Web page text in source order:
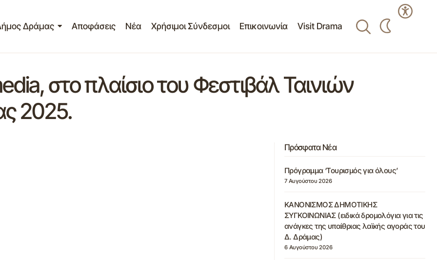
Δράμας Αποφάσεις Νέα Χρήσιμοι Σύνδεσμοι Επικοινωνία Visit Drama
στο πλαίσιο του Φεστιβάλ Ταινιών
2025.
Πρόσφατα Νέα
Πρόγραμμα ‘Τουρισμός για όλους’
7 Αυγούστου 2026
ΚΑΝΟΝΙΣΜΟΣ ΔΗΜΟΤΙΚΗΣ
ΣΥΓΚΟΙΝΩΝΙΑΣ (ειδικά δρομολόγια για τις
ανάγκες της υπαίθριας λαϊκής αγοράς του
Δ. Δράμας)
6 Αυγούστου 2026